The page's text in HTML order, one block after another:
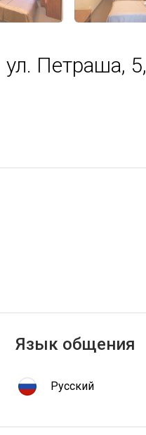
ул. Петраша,
Язык общения
Русский